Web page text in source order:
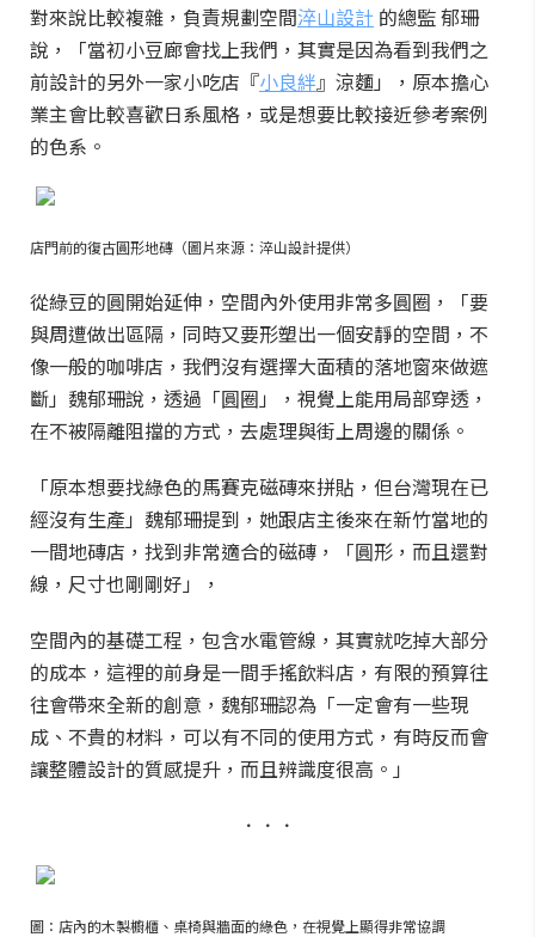
對來說比較複雜，負責規劃空間淬山設計 的總監 郁珊
說，「當初小豆廊會找上我們，其實是因為看到我們之
前設計的另外一家小吃店『小良絆』涼麵」，原本擔心
業主會比較喜歡日系風格，或是想要比較接近參考案例
的色系。
店門前的復古圓形地磚（圖片來源：淬山設計提供）
從綠豆的圓開始延伸，空間內外使用非常多圓圈，「要
與周遭做出區隔，同時又要形塑出一個安靜的空間，不
像一般的咖啡店，我們沒有選擇大面積的落地窗來做遮
斷」魏郁珊說，透過「圓圈」，視覺上能用局部穿透，
在不被隔離阻擋的方式，去處理與街上周邊的關係。
「原本想要找綠色的馬賽克磁磚來拼貼，但台灣現在已
經沒有生產」魏郁珊提到，她跟店主後來在新竹當地的
一間地磚店，找到非常適合的磁磚，「圓形，而且還對
線，尺寸也剛剛好」，
空間內的基礎工程，包含水電管線，其實就吃掉大部分
的成本，這裡的前身是一間手搖飲料店，有限的預算往
往會帶來全新的創意，魏郁珊認為「一定會有一些現
成、不貴的材料，可以有不同的使用方式，有時反而會
讓整體設計的質感提升，而且辨識度很高。」
．．．
圖：店內的木製櫥櫃、桌椅與牆面的綠色，在視覺上顯得非常協調